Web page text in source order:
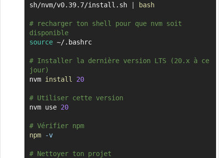
sh/nvm/v0.39.7/install.sh
bash
# recharger ton shell pour que nvm soit
disponible
source ~/.bashrc
# Installer la dernière version LTS (20.x à ce
jour)
nvm install 20
# Utiliser cette version
nvm use 20
# Vérifier npm
npm
-v
# Nettoyer ton projet